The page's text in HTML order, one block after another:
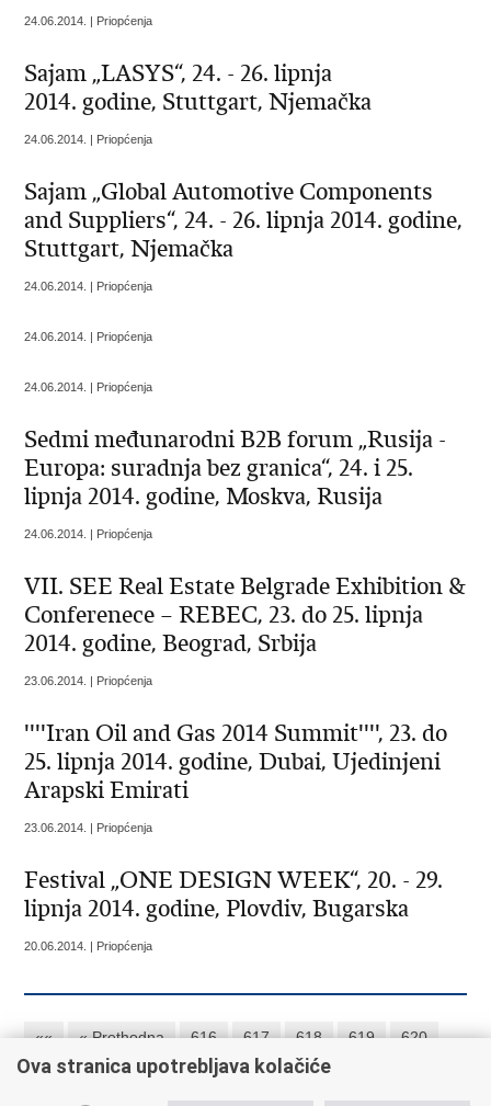
24.06.2014. | Priopćenja
Sajam „LASYS“, 24. - 26. lipnja
2014. godine, Stuttgart, Njemačka
24.06.2014. | Priopćenja
Sajam „Global Automotive Components
and Suppliers“, 24. - 26. lipnja 2014. godine,
Stuttgart, Njemačka
24.06.2014. | Priopćenja
24.06.2014. | Priopćenja
24.06.2014. | Priopćenja
Sedmi međunarodni B2B forum „Rusija -
Europa: suradnja bez granica“, 24. i 25.
lipnja 2014. godine, Moskva, Rusija
24.06.2014. | Priopćenja
VII. SEE Real Estate Belgrade Exhibition &
Conferenece – REBEC, 23. do 25. lipnja
2014. godine, Beograd, Srbija
23.06.2014. | Priopćenja
''''Iran Oil and Gas 2014 Summit'''', 23. do
25. lipnja 2014. godine, Dubai, Ujedinjeni
Arapski Emirati
23.06.2014. | Priopćenja
Festival „ONE DESIGN WEEK“, 20. - 29.
lipnja 2014. godine, Plovdiv, Bugarska
20.06.2014. | Priopćenja
«« « Prethodna 616 617 618 619
620
621
622 623 624 625 Sljedeća »
Ova stranica upotrebljava kolačiće